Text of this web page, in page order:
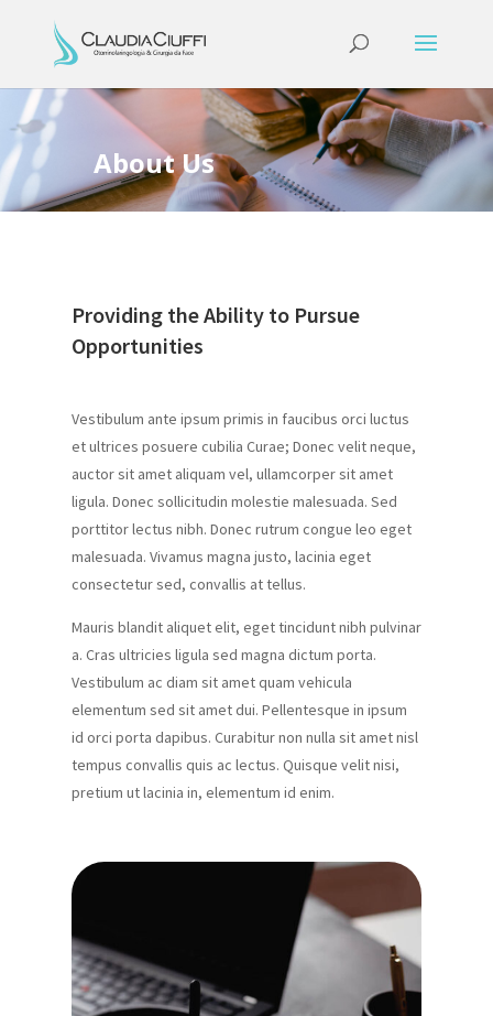
About Us
Providing the Ability to Pursue
Opportunities
Vestibulum ante ipsum primis in faucibus orci luctus
et ultrices posuere cubilia Curae; Donec velit neque,
auctor sit amet aliquam vel, ullamcorper sit amet
ligula. Donec sollicitudin molestie malesuada. Sed
porttitor lectus nibh. Donec rutrum congue leo eget
malesuada. Vivamus magna justo, lacinia eget
consectetur sed, convallis at tellus.
Mauris blandit aliquet elit, eget tincidunt nibh pulvinar
a. Cras ultricies ligula sed magna dictum porta.
Vestibulum ac diam sit amet quam vehicula
elementum sed sit amet dui. Pellentesque in ipsum
id orci porta dapibus. Curabitur non nulla sit amet nisl
tempus convallis quis ac lectus. Quisque velit nisi,
pretium ut lacinia in, elementum id enim.